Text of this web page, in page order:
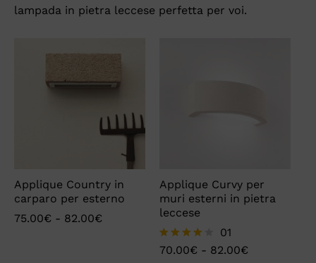
lampada in pietra leccese perfetta per voi.
Applique Country in
carparo per esterno
75.00€ - 82.00€
Applique Curvy per
muri esterni in pietra
leccese
Valutato
01
70.00€ - 82.00€